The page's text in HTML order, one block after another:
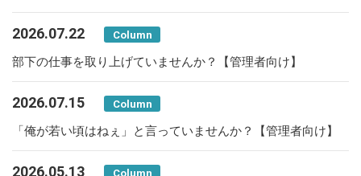
2026.07.22 Column
部下の仕事を取り上げていませんか？【管理者向け】
2026.07.15 Column
「俺が若い頃はねぇ」と言っていませんか？【管理者向け】
2026.05.13 Column